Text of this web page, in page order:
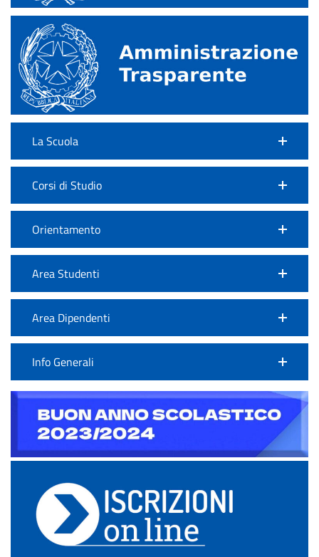
La Scuola
Corsi di Studio
Orientamento
Area Studenti
Area Dipendenti
Info Generali